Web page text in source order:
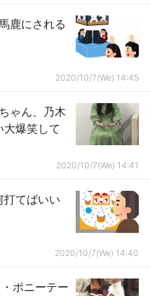
鹿にされる
2020/10/7(We) 14:45
ゃん、乃木
爆笑して
2020/10/7(We) 14:41
打てばいい
2020/10/7(We) 14:40
ポニーテー